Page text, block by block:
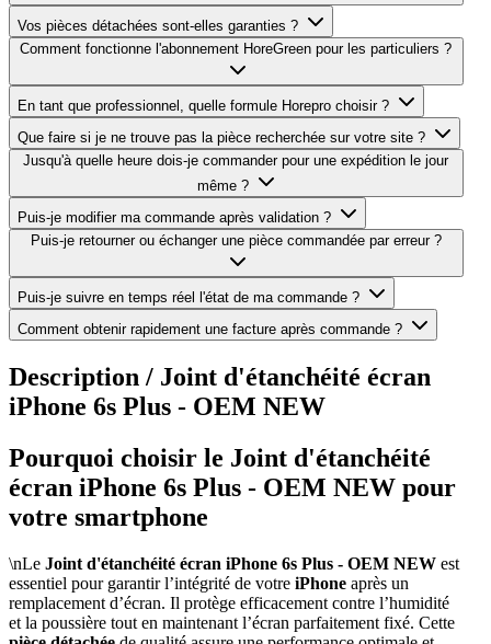
Vos pièces détachées sont-elles garanties ?
Comment fonctionne l'abonnement HoreGreen pour les particuliers ?
En tant que professionnel, quelle formule Horepro choisir ?
Que faire si je ne trouve pas la pièce recherchée sur votre site ?
Jusqu'à quelle heure dois-je commander pour une expédition le jour
même ?
Puis-je modifier ma commande après validation ?
Puis-je retourner ou échanger une pièce commandée par erreur ?
Puis-je suivre en temps réel l'état de ma commande ?
Comment obtenir rapidement une facture après commande ?
Description / Joint d'étanchéité écran
iPhone 6s Plus - OEM NEW
Pourquoi choisir le Joint d'étanchéité
écran iPhone 6s Plus - OEM NEW pour
votre smartphone
\nLe Joint d'étanchéité écran iPhone 6s Plus - OEM NEW est
essentiel pour garantir l’intégrité de votre iPhone après un
remplacement d’écran. Il protège efficacement contre l’humidité
et la poussière tout en maintenant l’écran parfaitement fixé. Cette